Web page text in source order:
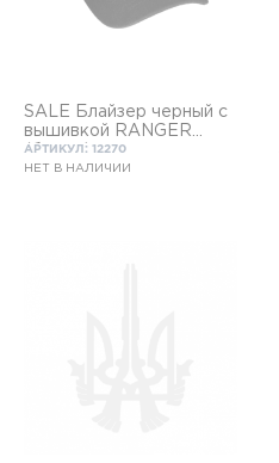
SALE Блайзер черный с
вышивкой RANGER
(белым)
АРТИКУЛ: 12270
НЕТ В НАЛИЧИИ